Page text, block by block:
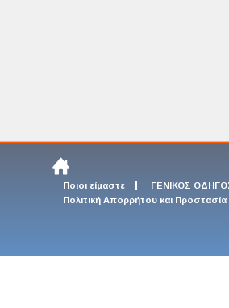
Ποιοι είμαστε ΓΕΝΙΚΟΣ
Πολιτική Απορρήτου και